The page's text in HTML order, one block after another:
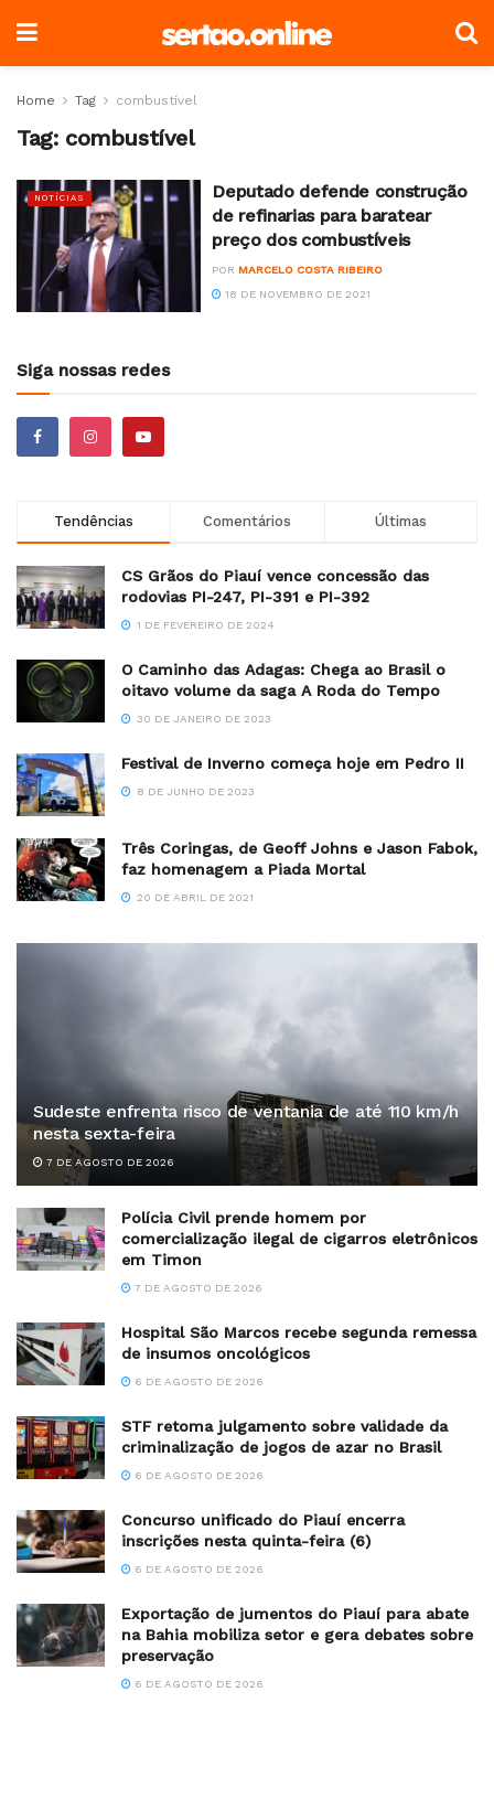
Home Tag combustível
Tag: combustível
NOTÍCIAS
Deputado defende construção
de refinarias para baratear
preço dos combustíveis
POR MARCELO COSTA RIBEIRO
18 DE NOVEMBRO DE 2021
Siga nossas redes
Tendências Comentários Últimas
CS Grãos do Piauí vence concessão das
rodovias PI-247, PI-391 e PI-392
1 DE FEVEREIRO DE 2024
O Caminho das Adagas: Chega ao Brasil o
oitavo volume da saga A Roda do Tempo
30 DE JANEIRO DE 2023
Festival de Inverno começa hoje em Pedro II
8 DE JUNHO DE 2023
Três Coringas, de Geoff Johns e Jason Fabok,
faz homenagem a Piada Mortal
20 DE ABRIL DE 2021
Sudeste enfrenta risco de ventania de até 110 km/h
nesta sexta-feira
7 DE AGOSTO DE 2026
Polícia Civil prende homem por
comercialização ilegal de cigarros eletrônicos
em Timon
7 DE AGOSTO DE 2026
Hospital São Marcos recebe segunda remessa
de insumos oncológicos
6 DE AGOSTO DE 2026
STF retoma julgamento sobre validade da
criminalização de jogos de azar no Brasil
6 DE AGOSTO DE 2026
Concurso unificado do Piauí encerra
inscrições nesta quinta-feira (6)
6 DE AGOSTO DE 2026
Exportação de jumentos do Piauí para abate
na Bahia mobiliza setor e gera debates sobre
preservação
6 DE AGOSTO DE 2026